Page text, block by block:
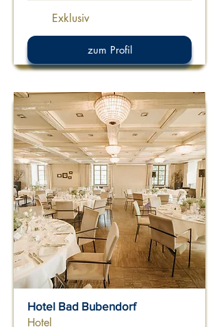
Exklusiv
zum Profil
Hotel Bad Bubendorf
Hotel